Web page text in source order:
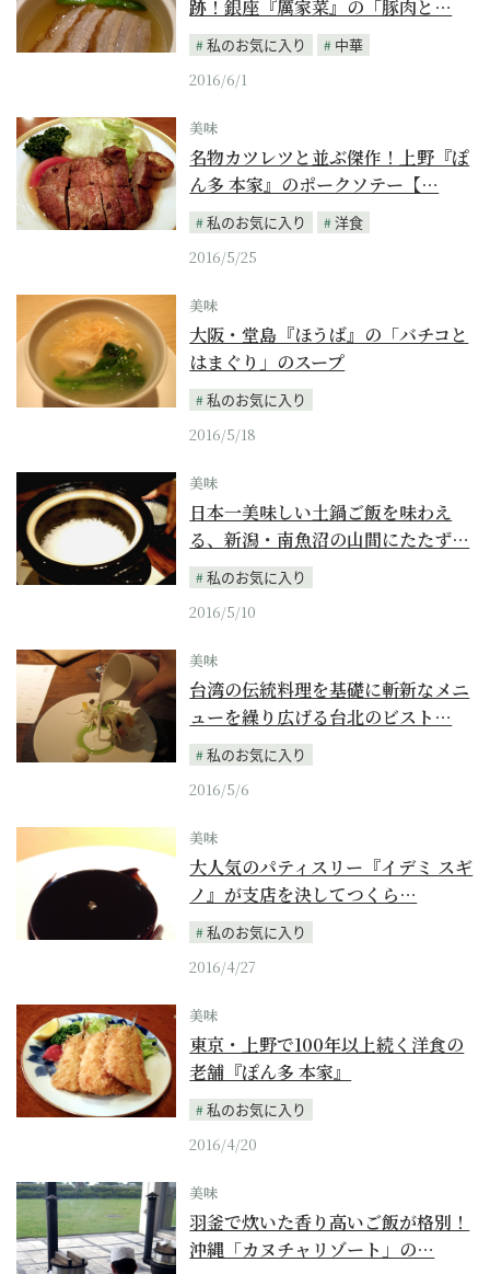
跡！銀座『厲家菜』の「豚肉と…
私のお気に入り
中華
2016/6/1
美味
名物カツレツと並ぶ傑作！上野『ぽ
ん多 本家』のポークソテー【…
私のお気に入り
洋食
2016/5/25
美味
大阪・堂島『ほうば』の「バチコと
はまぐり」のスープ
私のお気に入り
2016/5/18
美味
日本一美味しい土鍋ご飯を味わえ
る、新潟・南魚沼の山間にたたず…
私のお気に入り
2016/5/10
美味
台湾の伝統料理を基礎に斬新なメニ
ューを繰り広げる台北のビスト…
私のお気に入り
2016/5/6
美味
大人気のパティスリー『イデミ スギ
ノ』が支店を決してつくら…
私のお気に入り
2016/4/27
美味
東京・上野で100年以上続く洋食の
老舗『ぽん多 本家』
私のお気に入り
2016/4/20
美味
羽釜で炊いた香り高いご飯が格別！
沖縄「カヌチャリゾート」の…